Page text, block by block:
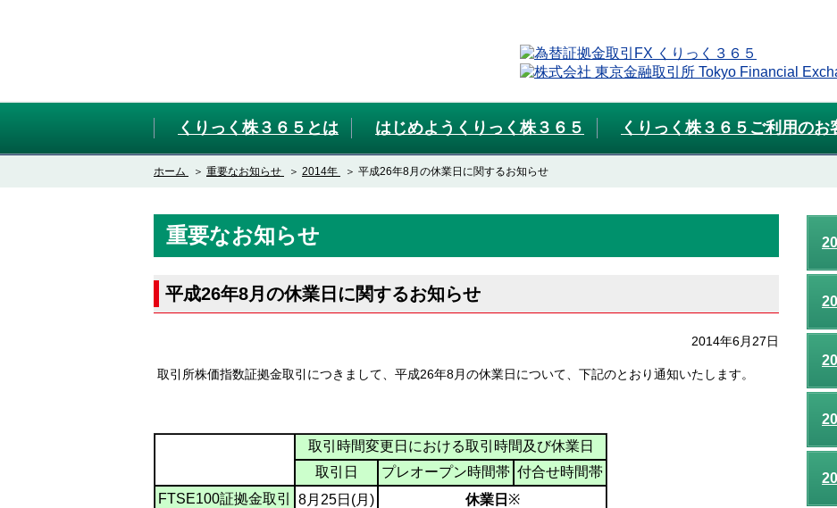
くりっく株３６５とは はじめようくりっく株３６５ くりっく株３６５ご利用のお
ホーム 重要なお知らせ 2014年 平成26年8月の休業日に関するお知らせ
重要なお知らせ
平成26年8月の休業日に関するお知らせ
2014年6月27日
取引所株価指数証拠金取引につきまして、平成26年8月の休業日について、下記のとおり通知いたします。
取引時間変更日における取引時間及び休業日
取引日
プレオープン時間帯 付合せ時間帯
FTSE100証拠金取引
8月25日(月) 休業日 ※